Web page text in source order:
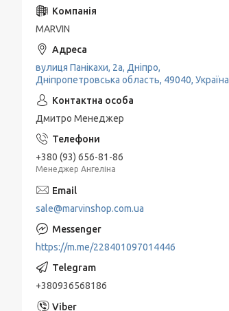
MARVIN
вулиця Панікахи, 2а, Дніпро,
Дніпропетровська область, 49040, Україна
Дмитро Менеджер
+380 (93) 656-81-86
Менеджер Ангеліна
sale@marvinshop.com.ua
https://m.me/228401097014446
+380936568186